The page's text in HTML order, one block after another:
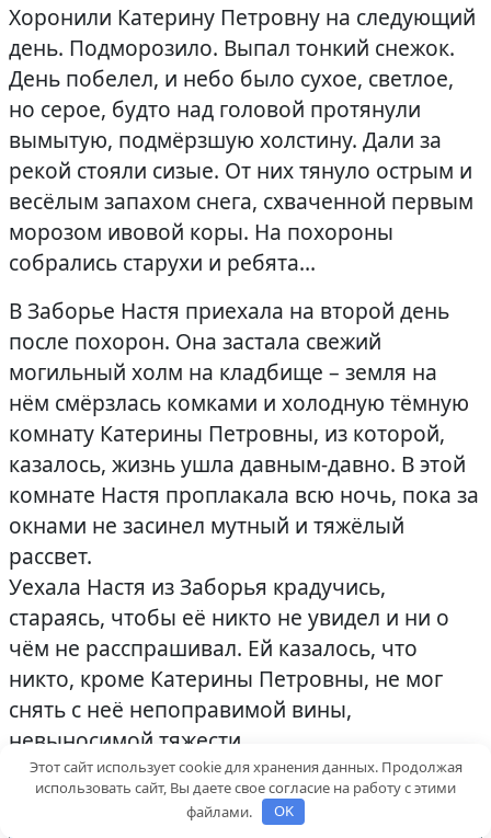
Хоронили Катерину Петровну на следующий
день. Подморозило. Выпал тонкий снежок.
День побелел, и небо было сухое, светлое,
но серое, будто над головой протянули
вымытую, подмёрзшую холстину. Дали за
рекой стояли сизые. От них тянуло острым и
весёлым запахом снега, схваченной первым
морозом ивовой коры. На похороны
собрались старухи и ребята…
В Заборье Настя приехала на второй день
после похорон. Она застала свежий
могильный холм на кладбище – земля на
нём смёрзлась комками и холодную тёмную
комнату Катерины Петровны, из которой,
казалось, жизнь ушла давным-давно. В этой
комнате Настя проплакала всю ночь, пока за
окнами не засинел мутный и тяжёлый
рассвет.
Уехала Настя из Заборья крадучись,
стараясь, чтобы её никто не увидел и ни о
чём не расспрашивал. Ей казалось, что
никто, кроме Катерины Петровны, не мог
снять с неё непоправимой вины,
невыносимой тяжести.
злора́дство –
абсу́рд – bema’nilik
Этот сайт использует cookie для хранения данных. Продолжая
использовать сайт, Вы даете свое согласие на работу с этими
файлами.
OK